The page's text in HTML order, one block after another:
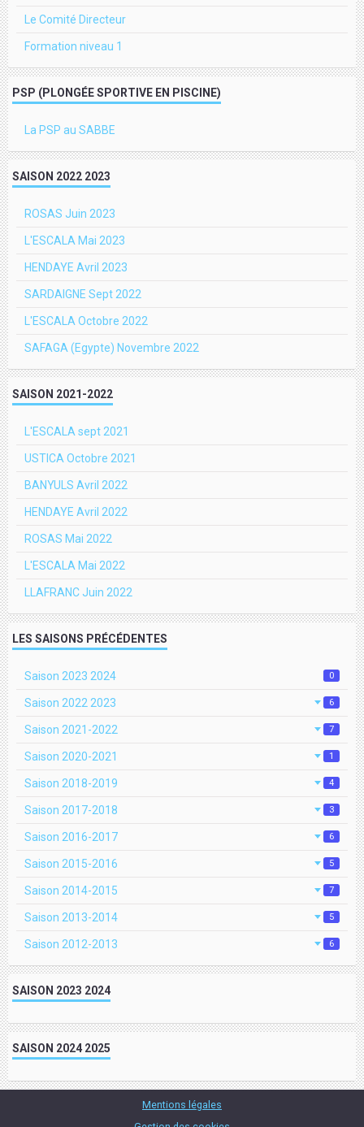
Le Comité Directeur
Formation niveau 1
PSP (PLONGÉE SPORTIVE EN PISCINE)
La PSP au SABBE
SAISON 2022 2023
ROSAS Juin 2023
L'ESCALA Mai 2023
HENDAYE Avril 2023
SARDAIGNE Sept 2022
L'ESCALA Octobre 2022
SAFAGA (Egypte) Novembre 2022
SAISON 2021-2022
L'ESCALA sept 2021
USTICA Octobre 2021
BANYULS Avril 2022
HENDAYE Avril 2022
ROSAS Mai 2022
L'ESCALA Mai 2022
LLAFRANC Juin 2022
LES SAISONS PRÉCÉDENTES
Saison 2023 2024 0
Saison 2022 2023 6
Saison 2021-2022 7
Saison 2020-2021 1
Saison 2018-2019 4
Saison 2017-2018 3
Saison 2016-2017 6
Saison 2015-2016 5
Saison 2014-2015 7
Saison 2013-2014 5
Saison 2012-2013 6
SAISON 2023 2024
SAISON 2024 2025
Mentions légales